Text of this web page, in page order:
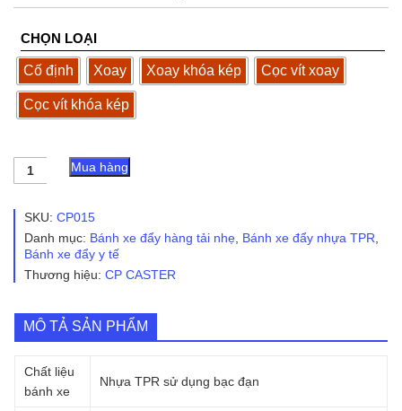
CHỌN LOẠI
Cố định Xoay Xoay khóa kép Cọc vít xoay
Cọc vít khóa kép
Bánh
xe
nhựa
CP015
Ø50mm
càng
số
lượng
Mua hàng
SKU: CP015
Danh mục: Bánh xe đẩy hàng tải nhẹ, Bánh xe đẩy nhựa TPR,
Bánh xe đẩy y tế
Thương hiệu: CP CASTER
MÔ TẢ SẢN PHẨM
Chất liệu
bánh xe
Nhựa TPR sử dụng bạc đạn